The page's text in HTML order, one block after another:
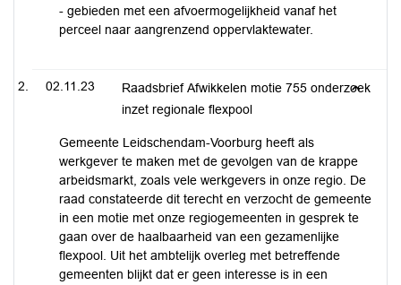
- gebieden met een afvoermogelijkheid vanaf het
perceel naar aangrenzend oppervlaktewater.
02.11.23
Raadsbrief Afwikkelen motie 755 onderzoek
inzet regionale flexpool
Gemeente Leidschendam-Voorburg heeft als
werkgever te maken met de gevolgen van de krappe
arbeidsmarkt, zoals vele werkgevers in onze regio. De
raad constateerde dit terecht en verzocht de gemeente
in een motie met onze regiogemeenten in gesprek te
gaan over de haalbaarheid van een gezamenlijke
flexpool. Uit het ambtelijk overleg met betreffende
gemeenten blijkt dat er geen interesse is in een